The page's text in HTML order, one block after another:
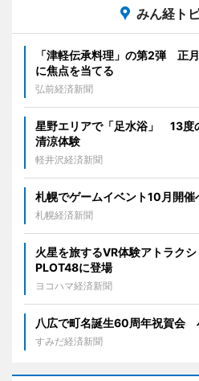
みん経ト
「津軽伝承料理」の第2弾 正
に焦点を当てる
弘前経済新聞
星野エリアで「足水浴」 13度
清涼体験
軽井沢経済新聞
札幌でゲームイベント10月開
札幌経済新聞
火星を旅するVR体験アトラク
PLOT48に登場
ヨコハマ経済新聞
八広で町名誕生60周年祝賀会
すみだ経済新聞